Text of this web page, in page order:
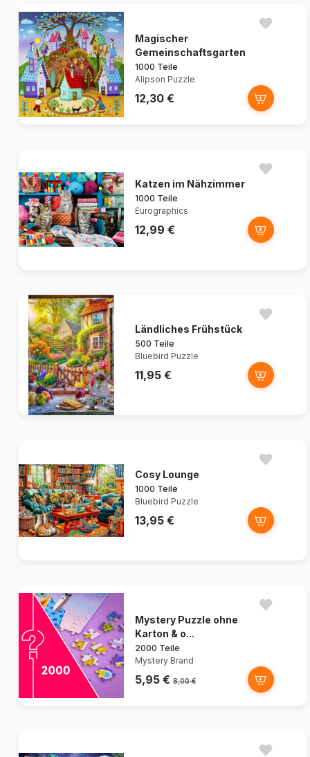
Magischer
Gemeinschaftsgarten
1000 Teile
Alipson Puzzle
12,30 €
Katzen im Nähzimmer
1000 Teile
Eurographics
12,99 €
Ländliches Frühstück
500 Teile
Bluebird Puzzle
11,95 €
Cosy Lounge
1000 Teile
Bluebird Puzzle
13,95 €
Mystery Puzzle ohne
Karton & o...
2000 Teile
Mystery Brand
5,95 € 8,00 €